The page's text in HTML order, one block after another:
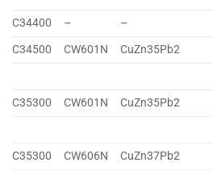
C34400 – –
C34500
CW601N CuZn35Pb2
C35300 CW601N CuZn35Pb2
C35300 CW606N CuZn37Pb2